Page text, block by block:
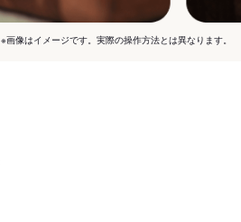
※画像はイメージです。実際の操作方法とは異なります。